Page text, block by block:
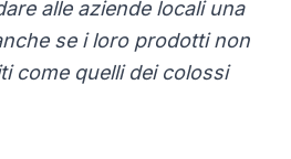
alle aziende locali una
se i loro prodotti non
come quelli dei colossi